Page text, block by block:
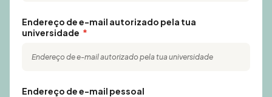
Endereço de e-mail autorizado pela tua
universidade
Endereço de e-mail pessoal